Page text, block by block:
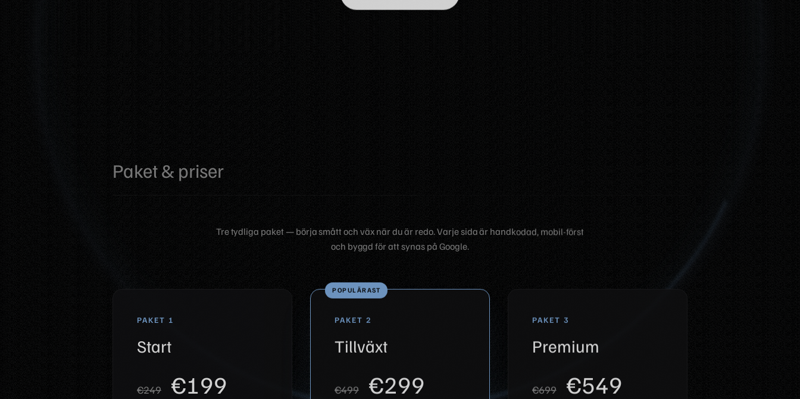
Paket & priser
Tre tydliga paket — börja smått och väx när du är redo. Varje sida är handkodad, mobil-först
och byggd för att synas på Google.
PAKET 1
Start
€249 €199
POPULÄRAST
PAKET 2
Tillväxt
€499 €299
PAKET 3
Premium
€699 €549